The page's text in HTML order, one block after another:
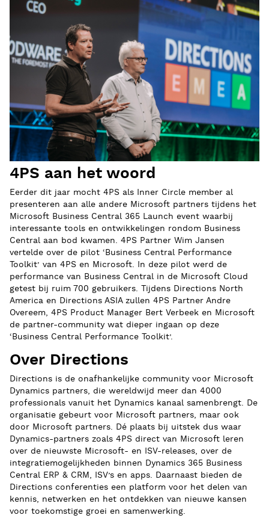
4PS aan het woord
Eerder dit jaar mocht 4PS als Inner Circle member al
presenteren aan alle andere Microsoft partners tijdens het
Microsoft Business Central 365 Launch event waarbij
interessante tools en ontwikkelingen rondom Business
Central aan bod kwamen. 4PS Partner Wim Jansen
vertelde over de pilot ‘Business Central Performance
Toolkit’ van 4PS en Microsoft. In deze pilot werd de
performance van Business Central in de Microsoft Cloud
getest bij ruim 700 gebruikers. Tijdens Directions North
America en Directions ASIA zullen 4PS Partner Andre
Overeem, 4PS Product Manager Bert Verbeek en Microsoft
de partner-community wat dieper ingaan op deze
‘Business Central Performance Toolkit’.
Over Directions
Directions is de onafhankelijke community voor Microsoft
Dynamics partners, die wereldwijd meer dan 4000
professionals vanuit het Dynamics kanaal samenbrengt. De
organisatie gebeurt voor Microsoft partners, maar ook
door Microsoft partners. Dé plaats bij uitstek dus waar
Dynamics-partners zoals 4PS direct van Microsoft leren
over de nieuwste Microsoft- en ISV-releases, over de
integratiemogelijkheden binnen Dynamics 365 Business
Central ERP & CRM, ISV’s en apps. Daarnaast bieden de
Directions conferenties een platform voor het delen van
kennis, netwerken en het ontdekken van nieuwe kansen
voor toekomstige groei en samenwerking.